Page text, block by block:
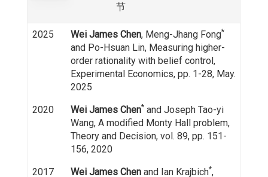
节
2025 Wei James Chen, Meng-Jhang Fong*
and Po-Hsuan Lin, Measuring higher-
order rationality with belief control,
Experimental Economics, pp. 1-28, May.
2025
2020
Wei James Chen* and Joseph Tao-yi
Wang, A modified Monty Hall problem,
Theory and Decision, vol. 89, pp. 151-
156, 2020
2017
Wei James Chen and Ian Krajbich*,